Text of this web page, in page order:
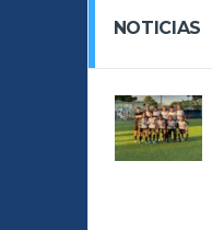
NOTICIAS